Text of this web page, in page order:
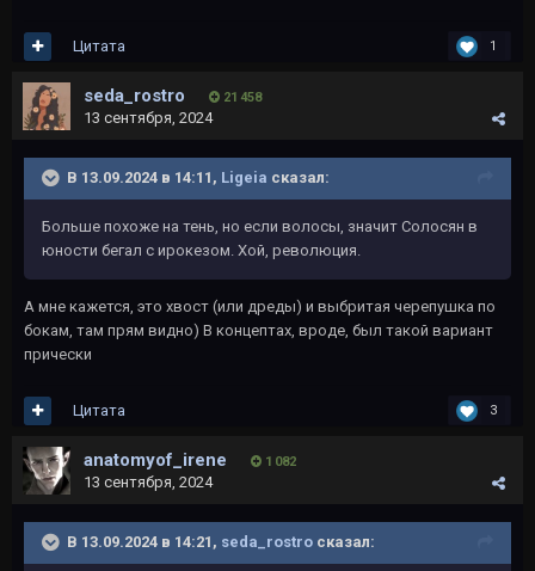
1
Цитата
seda_rostro 21 458
13 сентября, 2024
В 13.09.2024 в 14:11, Ligeia сказал:
Больше похоже на тень, но если волосы, значит Солосян в
юности бегал с ирокезом. Хой, революция.
А мне кажется, это хвост (или дреды) и выбритая черепушка по
бокам, там прям видно) В концептах, вроде, был такой вариант
прически
3
Цитата
anatomyof_irene 1 082
13 сентября, 2024
В 13.09.2024 в 14:21, seda_rostro сказал: